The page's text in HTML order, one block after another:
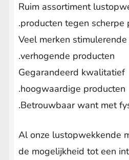
Ruim assortiment
producten tegen scherpe
Veel merken
verhogende producten.
Gegarandeerd kwalitatief
hoogwaardige producten.
Betrouwbaar want met
Al onze lustopwekkende
de mogelijkheid tot een